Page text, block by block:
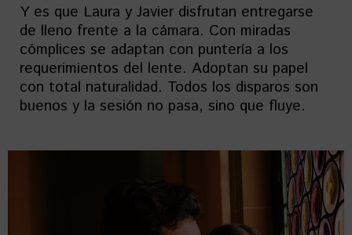
Y es que Laura y Javier disfrutan entregarse
de lleno frente a la cámara. Con miradas
cómplices se adaptan con puntería a los
requerimientos del lente. Adoptan su papel
con total naturalidad. Todos los disparos son
buenos y la sesión no pasa, sino que fluye.